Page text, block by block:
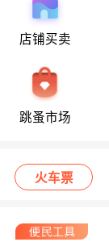
店铺买卖
跳蚤市场
火车票